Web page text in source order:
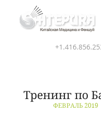
Китайская Медицина и Феншуй
Тренинг по
ФЕВРАЛЬ 2019